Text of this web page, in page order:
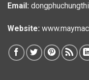
Email:
Website: